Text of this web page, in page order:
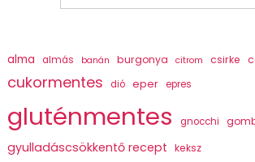
alma almás banán burgonya citrom csirke
cukormentes dió eper epres
gluténmentes gnocchi
gyulladáscsökkentő recept keksz